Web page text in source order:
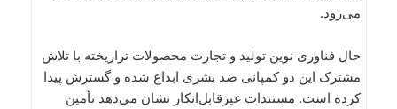
می‌رود.
حال فناوری نوین تولید و تجارت محصولات تراریخته با تلاش
مشترک این دو کمپانی ضد بشری ابداع شده و گسترش پیدا
کرده است. مستندات غیر‌قابل‌انکار نشان می‌دهد تأمین